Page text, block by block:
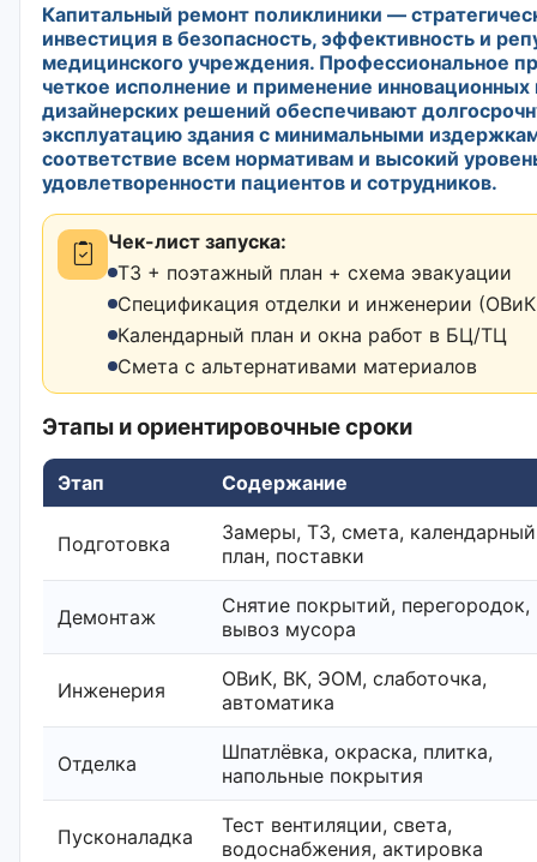
Капитальный ремонт поликлиники —
инвестиция в безопасность, эффективность и
медицинского учреждения. Профессиональное
четкое исполнение и применение
дизайнерских решений обеспечивают
эксплуатацию здания с минимальными
соответствие всем нормативам и высокий
удовлетворенности пациентов и сотрудников.
Чек-лист запуска:
ТЗ + поэтажный план + схема эвакуации
Спецификация отделки и инженерии
Календарный план и окна работ в БЦ/ТЦ
Смета с альтернативами материалов
Этапы и ориентировочные сроки
Этап Содержание
Подготовка
Замеры, ТЗ, смета, календарный
план, поставки
Демонтаж
Снятие покрытий, перегородок,
вывоз мусора
Инженерия
ОВиК, ВК, ЭОМ, слаботочка,
автоматика
Отделка
Шпатлёвка, окраска, плитка,
напольные покрытия
Пусконаладка
Тест вентиляции, света,
водоснабжения, актировка